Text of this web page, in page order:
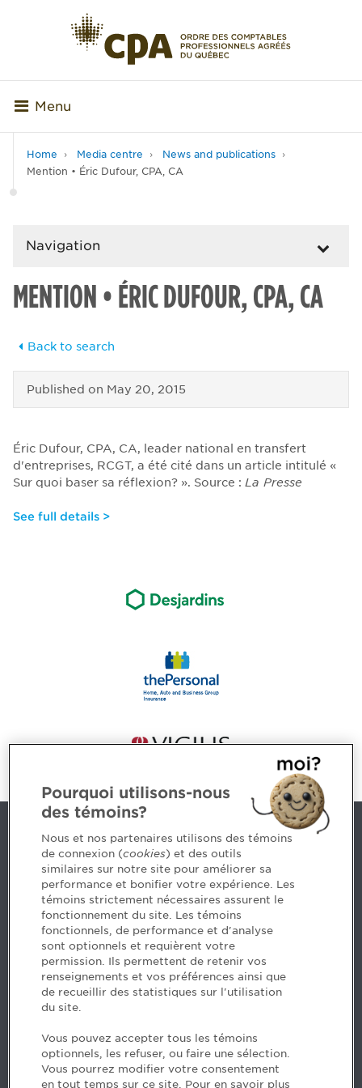
Menu
Home Media centre
News and publications
Mention • Éric Dufour, CPA, CA
Navigation
MENTION • ÉRIC DUFOUR, CPA, CA
Back to search
Published on May 20, 2015
Éric Dufour, CPA, CA, leader national en transfert
d'entreprises, RCGT, a été cité dans un article intitulé «
Sur quoi baser sa réflexion? ». Source : La Presse
See full details >
Contact us
5, Place Ville Marie, bureau 800, Montréal (Québec)
H3B 2G2
www.cpaquebec.ca
Questions? Ask our team >
Want to make the Order a part of your career? See
our job offers >
Facebook - Devenir CPA
Instagram
LinkedIn - CPA
Pourquoi utilisons-nous
des témoins?
Nous et nos partenaires utilisons des témoins
de connexion (cookies) et des outils
similaires sur notre site pour améliorer sa
performance et bonifier votre expérience. Les
témoins strictement nécessaires assurent le
fonctionnement du site. Les témoins
fonctionnels, de performance et d'analyse
sont optionnels et requièrent votre
permission. Ils permettent de retenir vos
renseignements et vos préférences ainsi que
de recueillir des statistiques sur l'utilisation
du site.
Vous pouvez accepter tous les témoins
optionnels, les refuser, ou faire une sélection.
Vous pourrez modifier votre consentement
en tout temps sur ce site. Pour en savoir plus